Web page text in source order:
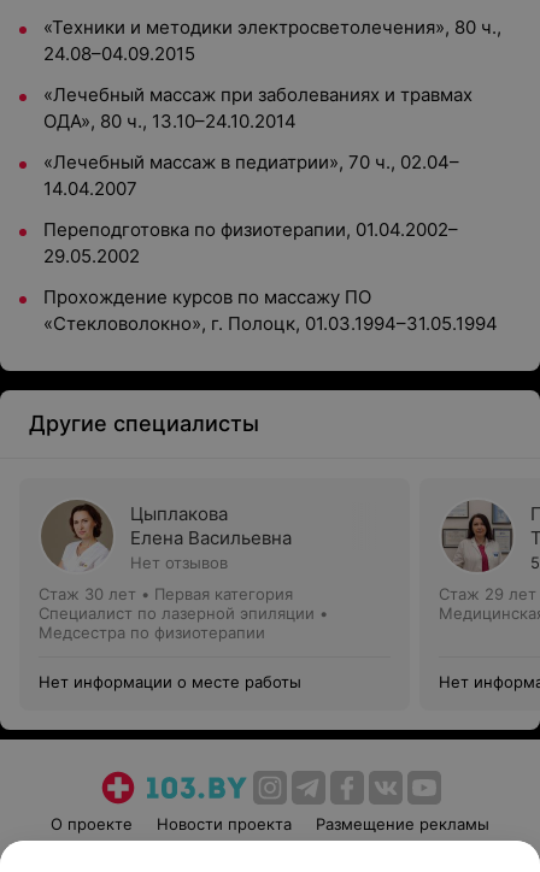
«Техники и методики электросветолечения», 80 ч.,
24.08–04.09.2015
«Лечебный массаж при заболеваниях и травмах
ОДА», 80 ч., 13.10–24.10.2014
«Лечебный массаж в педиатрии», 70 ч., 02.04–
14.04.2007
Переподготовка по физиотерапии, 01.04.2002–
29.05.2002
Прохождение курсов по массажу ПО
«Стекловолокно», г. Полоцк, 01.03.1994–31.05.1994
Другие специалисты
Цыплакова
Елена Васильевна
Нет отзывов
Стаж 30 лет • Первая категория
Специалист по лазерной эпиляции •
Медсестра по физиотерапии
Нет информации о месте работы
Стаж 29 лет
Нет
О проекте Новости проекта
Размещение рекламы